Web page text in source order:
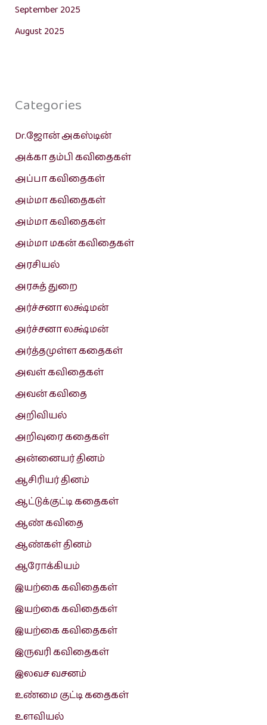
September 2025
August 2025
Categories
Dr.ஜோன் அகஸ்டின்
அக்கா தம்பி கவிதைகள்
அப்பா கவிதைகள்
அம்மா கவிதைகள்
அம்மா கவிதைகள்
அம்மா மகன் கவிதைகள்
அரசியல்
அரசுத் துறை
அர்ச்சனா லக்ஷ்மன்
அர்ச்சனா லக்ஷ்மன்
அர்த்தமுள்ள கதைகள்
அவள் கவிதைகள்
அவன் கவிதை
அறிவியல்
அறிவுரை கதைகள்
அன்னையர் தினம்
ஆசிரியர் தினம்
ஆட்டுக்குட்டி கதைகள்
ஆண் கவிதை
ஆண்கள் தினம்
ஆரோக்கியம்
இயற்கை கவிதைகள்
இயற்கை கவிதைகள்
இயற்கை கவிதைகள்
இருவரி கவிதைகள்
இலவச வசனம்
உண்மை குட்டி கதைகள்
உளவியல்